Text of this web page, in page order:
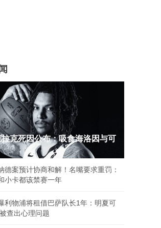
克死因公布：吸食海洛因与可
德案预计协商和解！名嘴要求重罚：
小卡都该禁赛一年
利物浦将租借巴萨队长1年：明夏可
查出心理问题